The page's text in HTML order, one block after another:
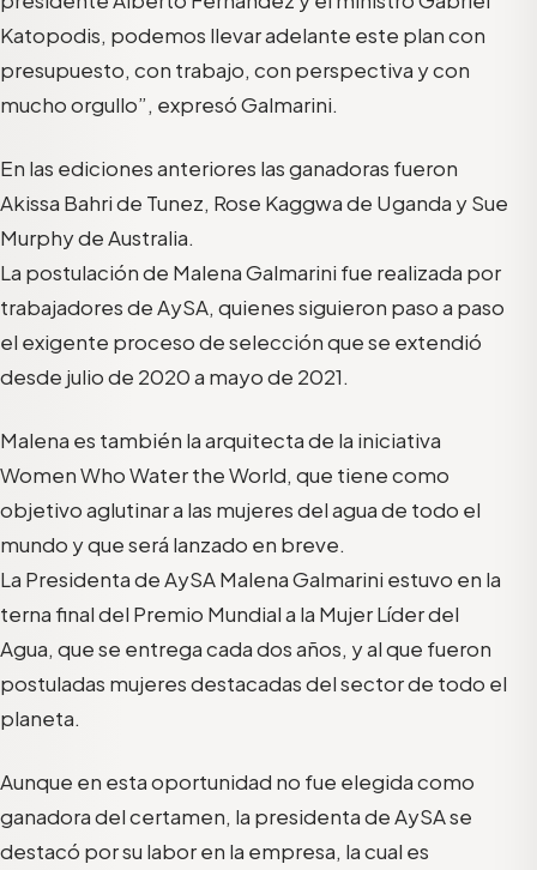
Katopodis, podemos llevar adelante este plan con
presupuesto, con trabajo, con perspectiva y con
mucho orgullo”, expresó Galmarini.
En las ediciones anteriores las ganadoras fueron
Akissa Bahri de Tunez, Rose Kaggwa de Uganda y Sue
Murphy de Australia.
La postulación de Malena Galmarini fue realizada por
trabajadores de AySA, quienes siguieron paso a paso
el exigente proceso de selección que se extendió
desde julio de 2020 a mayo de 2021.
Malena es también la arquitecta de la iniciativa
Women Who Water the World, que tiene como
objetivo aglutinar a las mujeres del agua de todo el
mundo y que será lanzado en breve.
La Presidenta de AySA Malena Galmarini estuvo en la
terna final del Premio Mundial a la Mujer Líder del
Agua, que se entrega cada dos años, y al que fueron
postuladas mujeres destacadas del sector de todo el
planeta.
Aunque en esta oportunidad no fue elegida como
ganadora del certamen, la presidenta de AySA se
destacó por su labor en la empresa, la cual es